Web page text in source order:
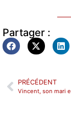
Partager :
PRÉCÉDENT